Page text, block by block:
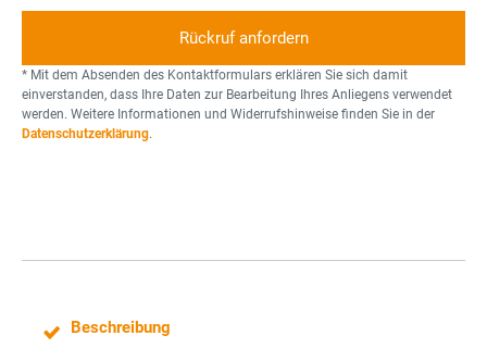
e
o
n
t
z
c
e
r
l
o
n
* Mit dem Absenden des Kontaktformulars erklären Sie sich damit
einverstanden, dass Ihre Daten zur Bearbeitung Ihres Anliegens verwendet
werden. Weitere Informationen und Widerrufshinweise finden Sie in der
Datenschutzerklärung.
Beschreibung